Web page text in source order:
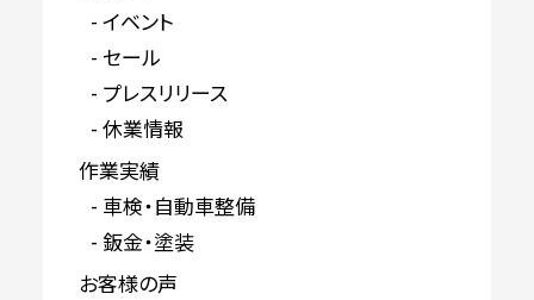
イベント
セール
プレスリリース
休業情報
作業実績
車検・自動車整備
鈑金・塗装
お客様の声